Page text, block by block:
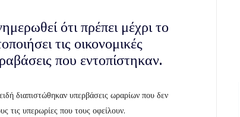
ότι πρέπει μέχρι το
τις οικονομικές
που εντοπίστηκαν.
διαπιστώθηκαν υπερβάσεις ωραρίων που δεν
τις υπερωρίες που τους οφείλουν.